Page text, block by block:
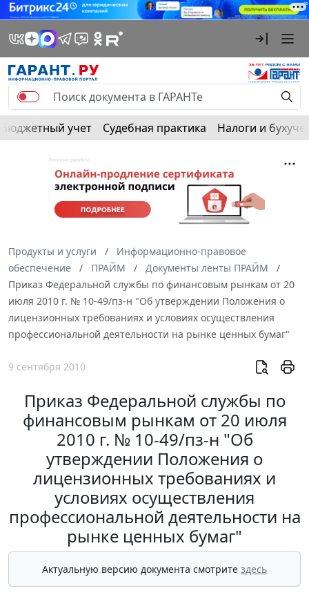
Бюджетный учет Судебная практика Налоги и
Продукты и услуги
Информационно-правовое
обеспечение
ПРАЙМ
Документы ленты ПРАЙМ
Приказ Федеральной службы по финансовым рынкам от 20
июля 2010 г. № 10-49/пз-н "Об утверждении Положения о
лицензионных требованиях и условиях осуществления
профессиональной деятельности на рынке ценных бумаг"
9 сентября 2010
Приказ Федеральной службы по
финансовым рынкам от 20 июля
2010 г. № 10-49/пз-н "Об
утверждении Положения о
лицензионных требованиях и
условиях осуществления
профессиональной деятельности на
рынке ценных бумаг"
Актуальную версию документа смотрите здесь